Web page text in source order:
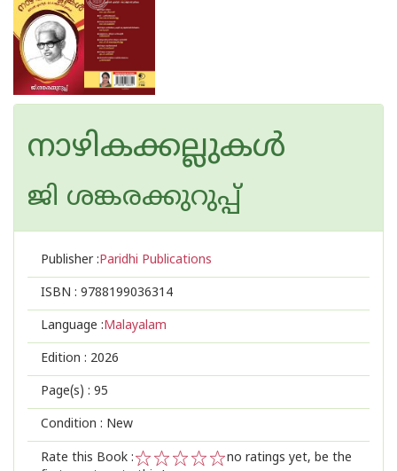
നാഴികക്കല്ലുകൾ
ജി ശങ്കരക്കുറുപ്പ്
Publisher :Paridhi Publications
ISBN : 9788199036314
Language :Malayalam
Edition : 2026
Page(s) : 95
Condition : New
Rate this Book :
no ratings yet, be the